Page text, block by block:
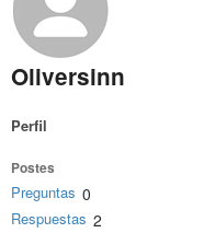
Oliversinn
Perfil
Postes
Preguntas 0
Respuestas 2